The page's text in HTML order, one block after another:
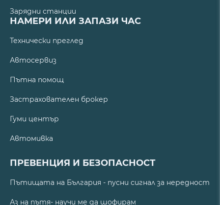
Зарядни станции
НАМЕРИ ИЛИ ЗАПАЗИ ЧАС
Технически преглед
Автосервиз
Пътна помощ
Застрахователен брокер
Гуми център
Автомивка
ПРЕВЕНЦИЯ И БЕЗОПАСНОСТ
Пътищата на България - пусни сигнал за нередност
Аз на пътя- научи ме да шофирам